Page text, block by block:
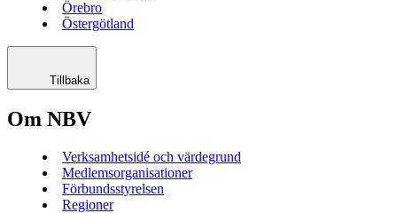
Örebro
Östergötland
Tillbaka
Om NBV
Verksamhetsidé och värdegrund
Medlemsorganisationer
Förbundsstyrelsen
Regioner